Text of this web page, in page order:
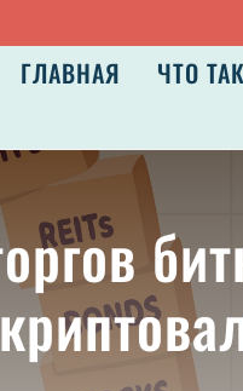
ГЛАВНАЯ ЧТО